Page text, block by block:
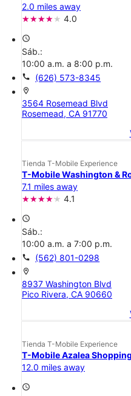
2.0 miles away
4.0
access_time
Sáb.:
10:00 a.m. a 8:00 p.m.
call (626) 573-8345
location_on
3564 Rosemead Blvd
Rosemead, CA 91770
Tienda T-Mobile Experience
T-Mobile Washington &
7.1 miles away
4.1
access_time
Sáb.:
10:00 a.m. a 7:00 p.m.
call (562) 801-0298
location_on
8937 Washington Blvd
Pico Rivera, CA 90660
Tienda T-Mobile Experience
T-Mobile Azalea
12.0 miles away
access_time